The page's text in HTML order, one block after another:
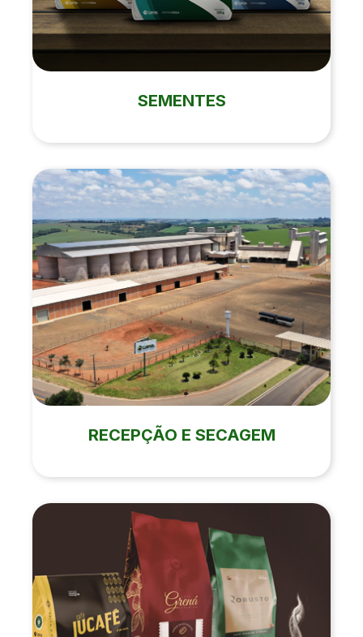
SEMENTES
RECEPÇÃO E SECAGEM